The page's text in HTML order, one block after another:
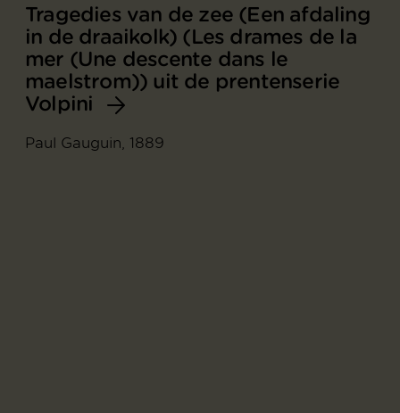
Tragedies van de zee (Een afdaling
in de draaikolk) (Les drames de la
mer (Une descente dans le
maelstrom)) uit de prentenserie
Volpini
Paul Gauguin, 1889